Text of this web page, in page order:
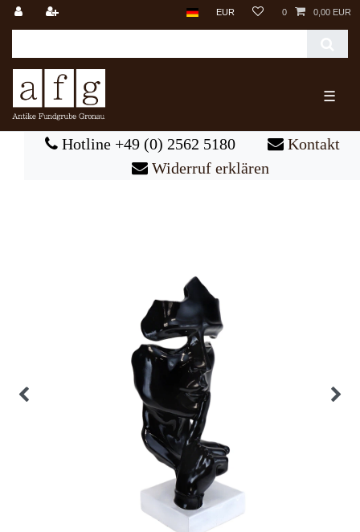
EUR 0 0,00 EUR
☰
Hotline +49 (0) 2562 5180
Kontakt
Widerruf erklären